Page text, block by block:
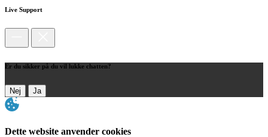
Live Support
Er du sikker på du vil lukke chatten?
Nej Ja
Dette website anvender cookies